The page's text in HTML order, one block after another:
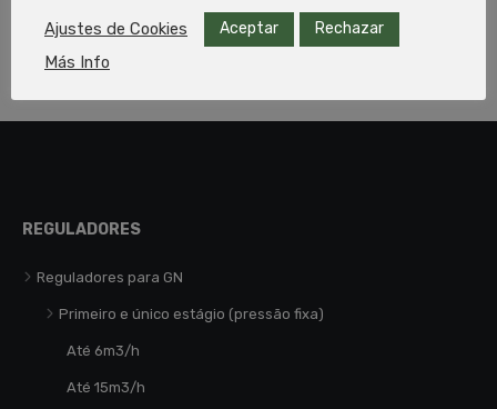
1 2 →
REGULADORES
Reguladores para GN
Primeiro e único estágio (pressão fixa)
Até 6m3/h
Até 15m3/h
Ajustes de Cookies Aceptar Rechazar
Más Info